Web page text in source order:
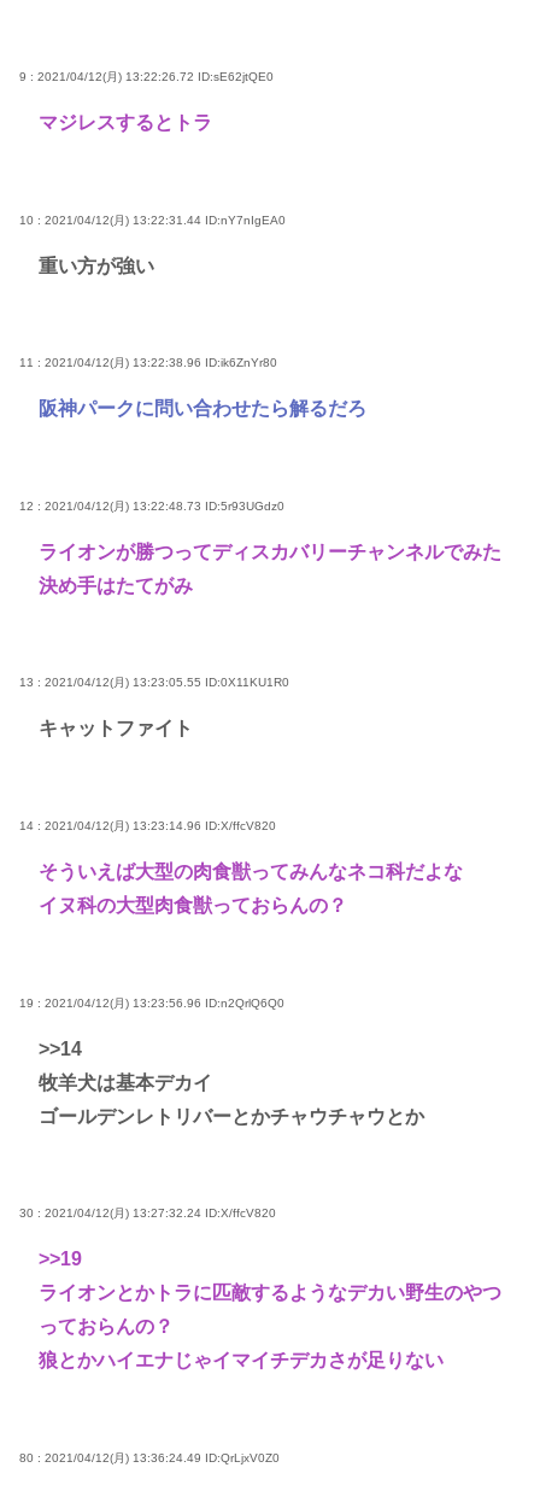
9 : 2021/04/12(月) 13:22:26.72 ID:sE62jtQE0
マジレスするとトラ
10 : 2021/04/12(月) 13:22:31.44 ID:nY7nIgEA0
重い方が強い
11 : 2021/04/12(月) 13:22:38.96 ID:ik6ZnYr80
阪神パークに問い合わせたら解るだろ
12 : 2021/04/12(月) 13:22:48.73 ID:5r93UGdz0
ライオンが勝つってディスカバリーチャンネルでみた
決め手はたてがみ
13 : 2021/04/12(月) 13:23:05.55 ID:0X11KU1R0
キャットファイト
14 : 2021/04/12(月) 13:23:14.96 ID:X/ffcV820
そういえば大型の肉食獣ってみんなネコ科だよな
イヌ科の大型肉食獣っておらんの？
19 : 2021/04/12(月) 13:23:56.96 ID:n2QrlQ6Q0
>>14
牧羊犬は基本デカイ
ゴールデンレトリバーとかチャウチャウとか
30 : 2021/04/12(月) 13:27:32.24 ID:X/ffcV820
>>19
ライオンとかトラに匹敵するようなデカい野生のやつ
っておらんの？
狼とかハイエナじゃイマイチデカさが足りない
80 : 2021/04/12(月) 13:36:24.49 ID:QrLjxV0Z0